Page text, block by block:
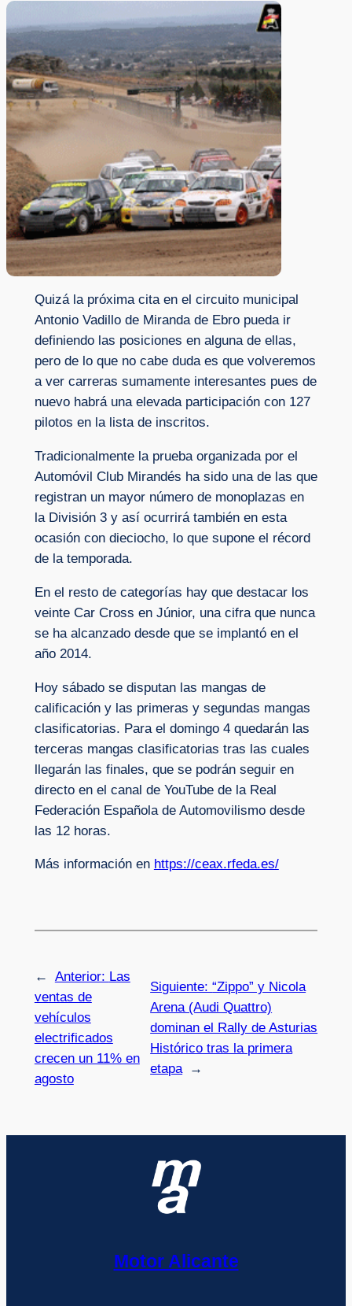
Quizá la próxima cita en el circuito municipal
Antonio Vadillo de Miranda de Ebro pueda ir
definiendo las posiciones en alguna de ellas,
pero de lo que no cabe duda es que volveremos
a ver carreras sumamente interesantes pues de
nuevo habrá una elevada participación con 127
pilotos en la lista de inscritos.
Tradicionalmente la prueba organizada por el
Automóvil Club Mirandés ha sido una de las que
registran un mayor número de monoplazas en
la División 3 y así ocurrirá también en esta
ocasión con dieciocho, lo que supone el récord
de la temporada.
En el resto de categorías hay que destacar los
veinte Car Cross en Júnior, una cifra que nunca
se ha alcanzado desde que se implantó en el
año 2014.
Hoy sábado se disputan las mangas de
calificación y las primeras y segundas mangas
clasificatorias. Para el domingo 4 quedarán las
terceras mangas clasificatorias tras las cuales
llegarán las finales, que se podrán seguir en
directo en el canal de YouTube de la Real
Federación Española de Automovilismo desde
las 12 horas.
Más información en https://ceax.rfeda.es/
← Anterior: Las
ventas de
vehículos
electrificados
crecen un 11% en
agosto
Siguiente:“Zippo” y Nicola
Arena (Audi Quattro)
dominan el Rally de Asturias
Histórico tras la primera
etapa
→
Motor Alicante